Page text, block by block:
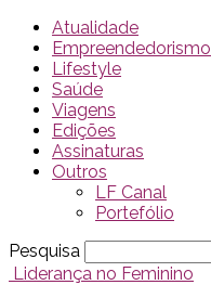
Atualidade
Empreendedorismo
Lifestyle
Saúde
Viagens
Edições
Assinaturas
Outros
LF Canal
Portefólio
Pesquisa
Liderança no Feminino